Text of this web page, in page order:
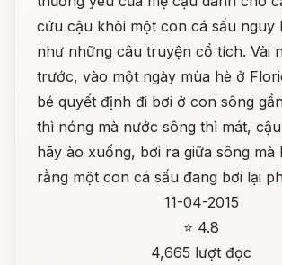
cứu cậu khỏi một con cá sấu nguy
như những câu truyện cổ tích. Vài
trước, vào một ngày mùa hè ở
bé quyết định đi bơi ở con sông
thì nóng mà nước sông thì mát,
hãy ào xuống, bơi ra giữa sông mà
rằng một con cá sấu đang bơi lại
11-04-2015
⭐ 4.8
4,665 lượt đọc